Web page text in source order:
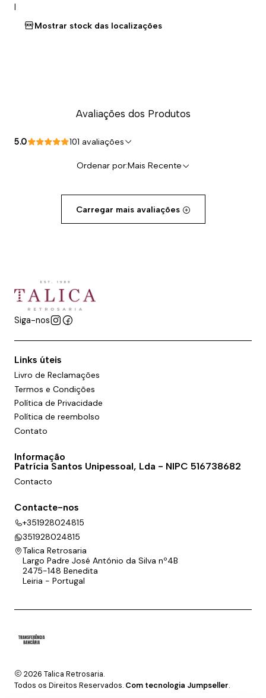
|
Mostrar stock das localizações
Avaliações dos Produtos
5.0 101 avaliações
Ordenar por:Mais Recente
Carregar mais avaliações
Siga-nos
Links úteis
Livro de Reclamações
Termos e Condições
Política de Privacidade
Política de reembolso
Contato
Informação
Patrícia Santos Unipessoal, Lda - NIPC 516738682
Contacto
Contacte-nos
+351928024815
351928024815
Talica Retrosaria
Largo Padre José António da Silva nº4B
2475-148 Benedita
Leiria - Portugal
2026 Talica Retrosaria.
Todos os Direitos Reservados. Com tecnologia Jumpseller.